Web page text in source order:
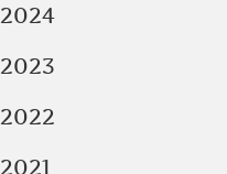
2024
2023
2022
2021